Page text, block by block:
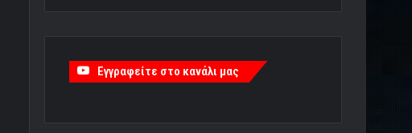
Εγγραφείτε στο κανάλι μας